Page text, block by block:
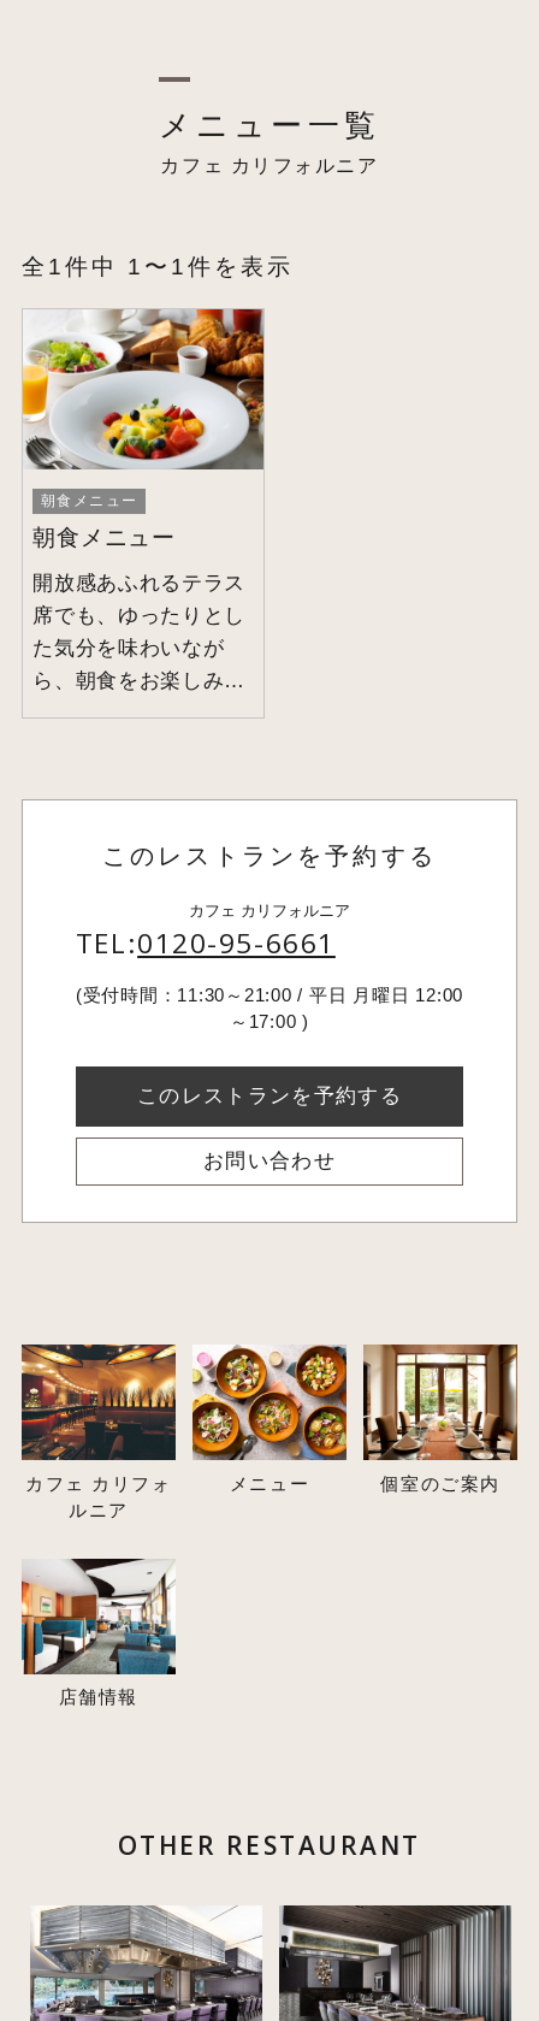
メニュー一覧
カフェ カリフォルニア
全1件中 1〜1件を表示
朝食メニュー
朝食メニュー
開放感あふれるテラス
席でも、ゆったりとし
た気分を味わいなが
ら、朝食をお楽しみい
ただけます。
このレストランを予約する
カフェ カリフォルニア
TEL:0120-95-6661
(受付時間：11:30～21:00 / 平日 月曜日 12:00
～17:00 )
このレストランを予約する
お問い合わせ
カフェ カリフォ
ルニア
メニュー 個室のご案内
店舗情報
OTHER RESTAURANT